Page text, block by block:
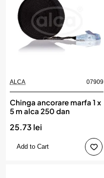
ALCA 07909
Chinga ancorare marfa 1 x
5 m alca 250 dan
25.73 lei
Add to Cart